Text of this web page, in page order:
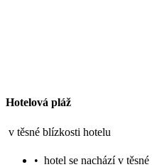
Hotelová pláž
v těsné blízkosti hotelu
• hotel se nachází v